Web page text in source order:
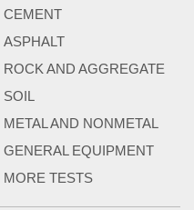
CEMENT
ASPHALT
ROCK AND AGGREGATE
SOIL
METAL AND NONMETAL
GENERAL EQUIPMENT
MORE TESTS